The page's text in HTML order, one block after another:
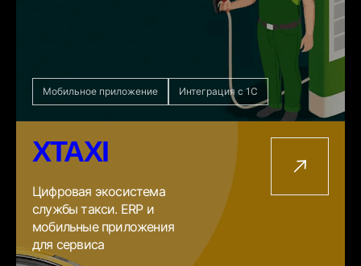
Мобильное приложение Интеграция с 1С
XTAXI
Цифровая экосистема
службы такси. ERP и
мобильные приложения
для сервиса